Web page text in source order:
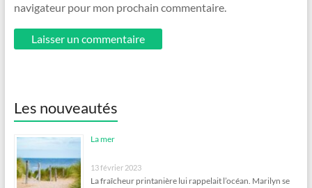
navigateur pour mon prochain commentaire.
Les nouveautés
La mer
13 février 2023
La fraîcheur printanière lui rappelait l’océan. Marilyn se